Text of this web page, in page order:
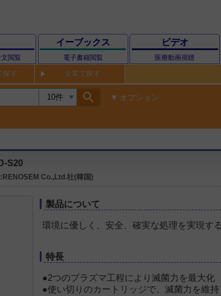
閲覧
イーブックス
電子書籍閲覧
ビデオ
医療動画視聴
探す 企業で探す
search オプション
S20
Co.,Ltd.社(韓国)
製品について
環境に優しく、安全、確実な処理を実現す
特長
●2つのプラズマ工程により滅菌力を最大化
●使い切りのカートリッジで、滅菌力を維持